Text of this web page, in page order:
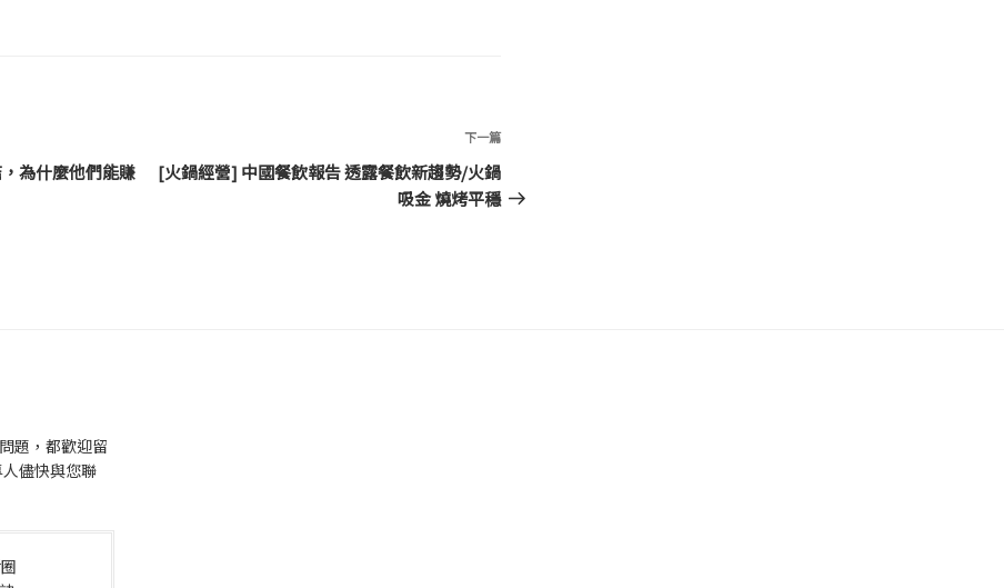
為什麼他們能賺
下
一
篇
下一篇
[火鍋經營] 中國餐飲報告 透露餐飲新趨勢/火鍋
吸金 燒烤平穩
題，都歡迎留
儘快與您聯